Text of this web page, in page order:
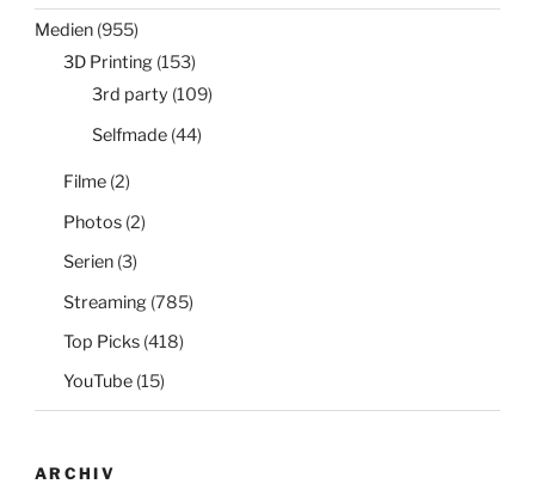
Medien(955)
3D Printing(153)
3rd party (109)
Selfmade(44)
Filme(2)
Photos(2)
Serien(3)
Streaming(785)
Top Picks(418)
YouTube(15)
ARCHIV